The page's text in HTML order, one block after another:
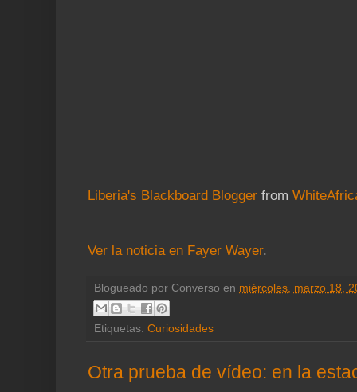
Liberia's Blackboard Blogger from
Ver la noticia en Fayer Wayer.
Blogueado por Converso en miércoles, marzo 18,
Etiquetas: Curiosidades
Otra prueba de vídeo: en la